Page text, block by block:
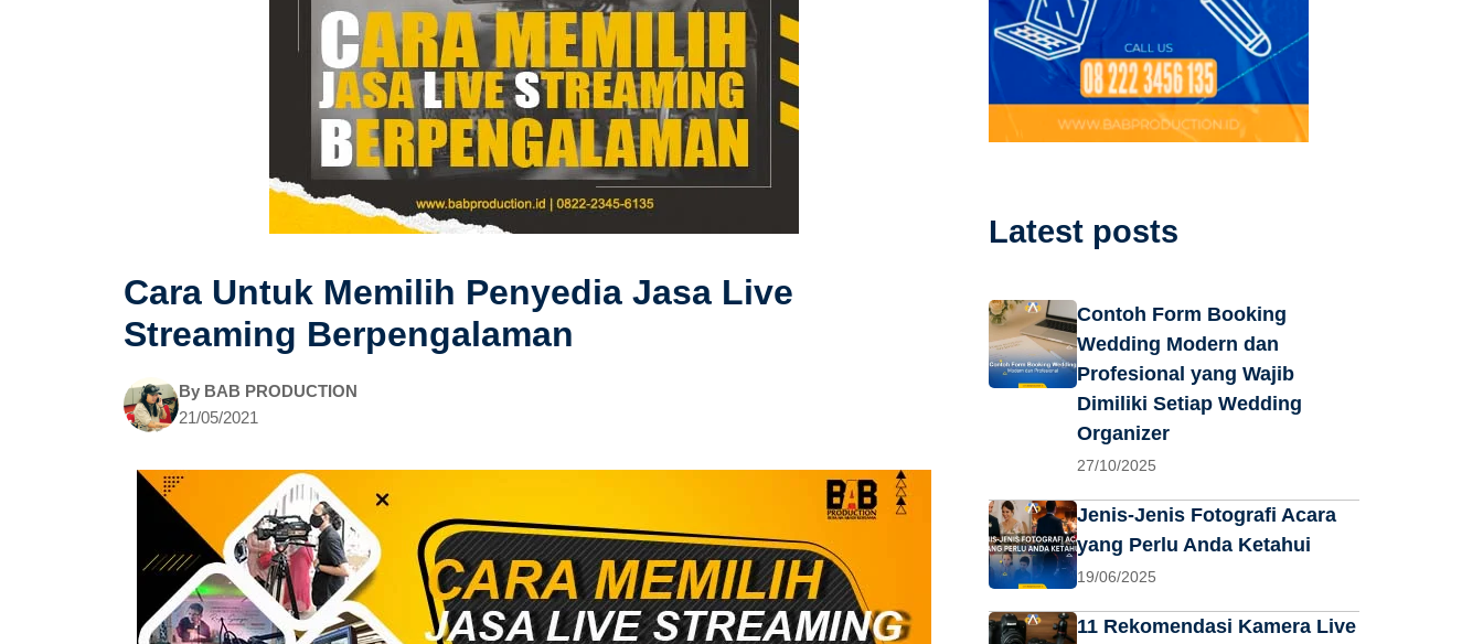
Cara Untuk Memilih Penyedia Jasa Live
Streaming Berpengalaman
By BAB PRODUCTION
21/05/2021
Latest posts
Contoh Form Booking
Wedding Modern dan
Profesional yang Wajib
Dimiliki Setiap Wedding
Organizer
27/10/2025
Jenis-Jenis Fotografi Acara
yang Perlu Anda Ketahui
19/06/2025
11 Rekomendasi Kamera Live